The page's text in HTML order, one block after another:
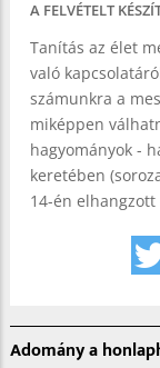
A FELVÉTELT
Tanítás az élet
való
számunkra a
miképpen
hagyományok -
keretében
14-én
Adomány a